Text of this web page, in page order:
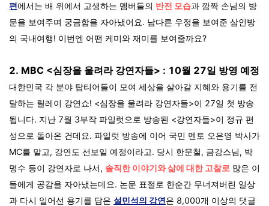
편에서는 배 위에서 고생하는 멤버들의 반전 모습과 깜짝 손님의 방
문을 보여주며 궁금함을 자아냈어요. 남다른 우정을 보여준 삼인방
의 국내여행! 이번엔 어떤 케미와 재미를 보여줄까요?
2. MBC <심장을 울려라 강연자들> : 10월 27일 방영 예정
대한민국 각 분야 탑티어들이 모여 세상을 살아갈 지혜와 용기를 전
달하는 릴레이 강연쇼! <심장을 울려라 강연자들>이 27일 첫 방송
됩니다. 지난 7월 3부작 파일럿으로 방송된 <강연자들>이 정규 편
성으로 돌아온 건데요. 파일럿 방송에 이어 국민 멘토 오은영 박사가
MC를 맡고, 강연도 선보일 예정이라고. 당시 한문철, 금강스님, 박
명수 등이 강연자로 나서, 솔직한 이야기와 삶에 대한 고찰로 많은 이
들에게 공감을 자아냈는데요. 논문 표절로 한순간 무너져버린 일상
과 다시 일어선 용기를 담은 설민석의 강연은 8,000개 이상의 댓글